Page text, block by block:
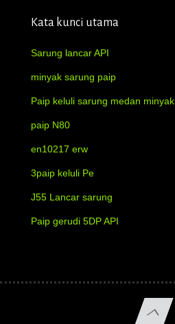
Kata kunci utama
Sarung lancar API
minyak sarung paip
Paip keluli sarung medan minyak
paip N80
en10217 erw
3paip keluli Pe
J55 Lancar sarung
Paip gerudi 5DP API